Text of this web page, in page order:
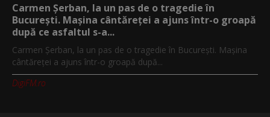
Carmen Șerban, la un pas de o tragedie în
București. Mașina cântăreței a ajuns într-o groapă
după ce asfaltul s-a...
Carmen Șerban, la un pas de o tragedie în București. Mașina
cântăreței a ajuns într-o groapă după...
DigiFM.ro